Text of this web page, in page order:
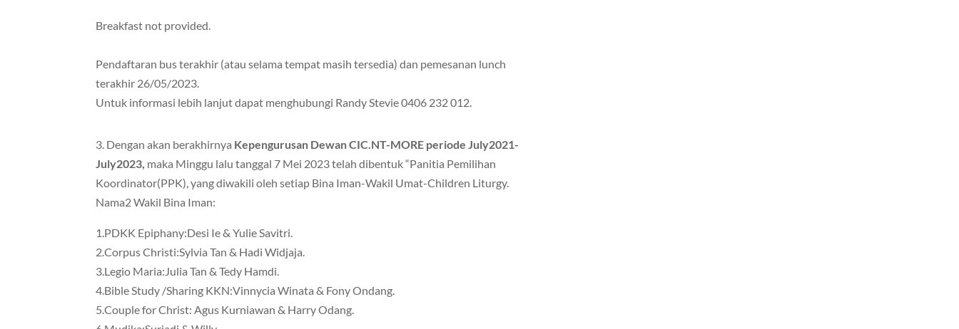
Breakfast not provided.
Pendaftaran bus terakhir (atau selama tempat masih tersedia) dan pemesanan lunch
terakhir 26/05/2023.
Untuk informasi lebih lanjut dapat menghubungi Randy Stevie 0406 232 012.
3. Dengan akan berakhirnya Kepengurusan Dewan CIC.NT-MORE periode July2021-
July2023, maka Minggu lalu tanggal 7 Mei 2023 telah dibentuk “Panitia Pemilihan
Koordinator(PPK), yang diwakili oleh setiap Bina Iman-Wakil Umat-Children Liturgy.
Nama2 Wakil Bina Iman:
1.PDKK Epiphany:Desi Ie & Yulie Savitri.
2.Corpus Christi:Sylvia Tan & Hadi Widjaja.
3.Legio Maria:Julia Tan & Tedy Hamdi.
4.Bible Study /Sharing KKN:Vinnycia Winata & Fony Ondang.
5.Couple for Christ: Agus Kurniawan & Harry Odang.